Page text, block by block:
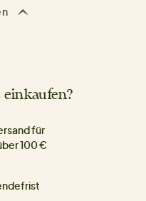
für
100 €